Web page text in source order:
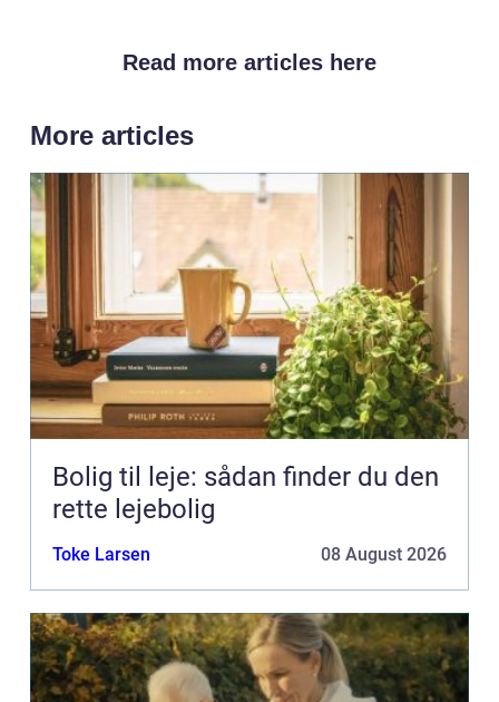
Read more articles here
More articles
Bolig til leje: sådan finder du den
rette lejebolig
Toke Larsen 08 August 2026